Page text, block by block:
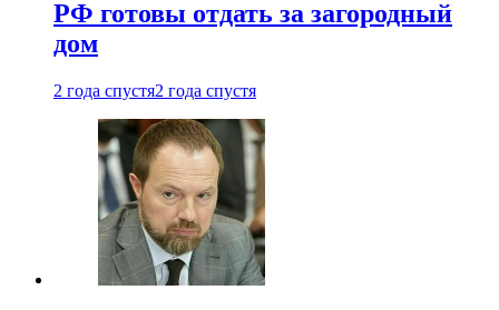
РФ готовы отдать за загородный
дом
2 года спустя2 года спустя